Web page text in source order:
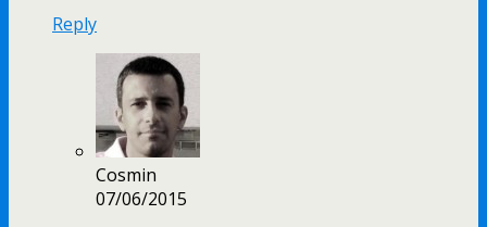
Reply
Cosmin
07/06/2015